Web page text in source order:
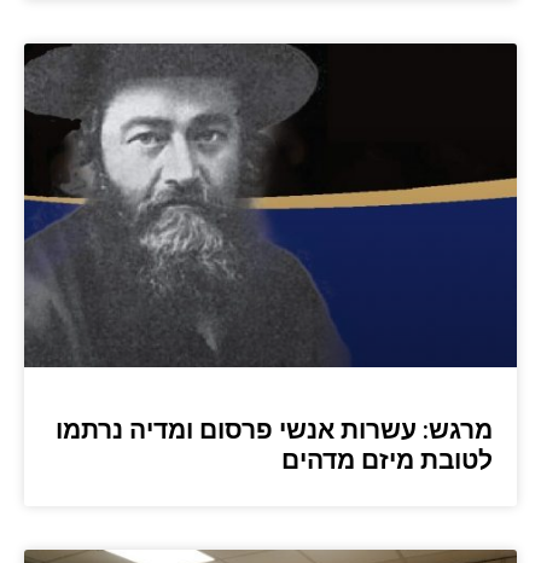
מרגש: עשרות אנשי פרסום ומדיה נרתמו
לטובת מיזם מדהים